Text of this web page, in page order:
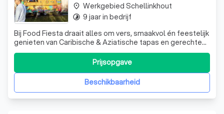
Bij Food Fiesta draait alles om vers, smaakvol én feestelijk
genieten van Caribische & Aziatische tapas en gerechten
– En onze kleurrijke foodtruck tovert elke locatie om tot
Beschikbaarheid
Prijsopgave
place Werkgebied Schellinkhout
timelapse 9 jaar in bedrijf